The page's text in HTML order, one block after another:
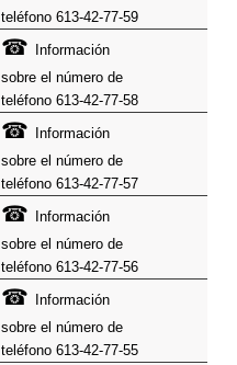
teléfono 613-42-77-59
☎ Información
sobre el número de
teléfono 613-42-77-58
☎ Información
sobre el número de
teléfono 613-42-77-57
☎ Información
sobre el número de
teléfono 613-42-77-56
☎ Información
sobre el número de
teléfono 613-42-77-55